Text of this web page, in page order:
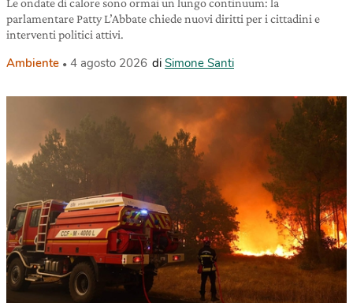
Le ondate di calore sono ormai un lungo continuum: la
parlamentare Patty L’Abbate chiede nuovi diritti per i cittadini e
interventi politici attivi.
Ambiente 4 agosto 2026 di Simone Santi